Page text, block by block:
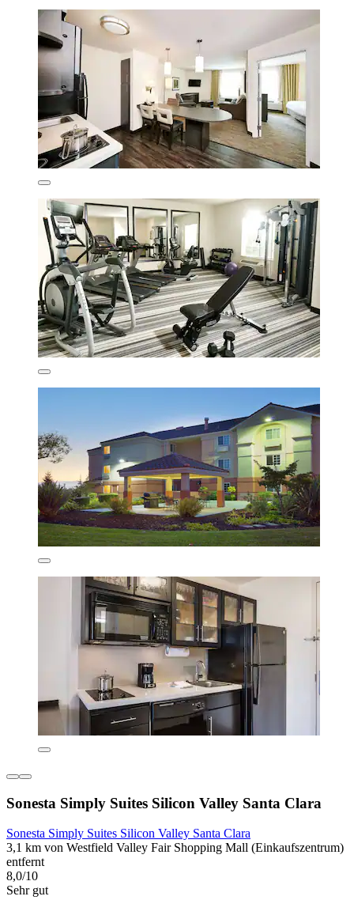
Sonesta Simply Suites Silicon Valley Santa Clara
Sonesta Simply Suites Silicon Valley Santa Clara
3,1 km von Westfield Valley Fair Shopping Mall (Einkaufszentrum)
entfernt
8,0/10
Sehr gut